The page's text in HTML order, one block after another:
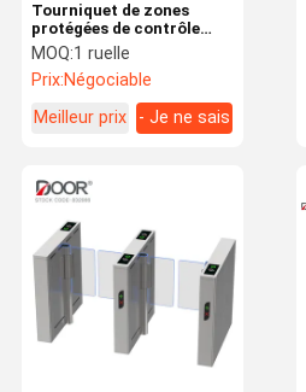
Tourniquet de zones
protégées de contrôle
d'accès de porte de porte
de vitesse à l'intérieur
MOQ:1 ruelle
Prix:Négociable
Meilleur prix
- Je ne sais